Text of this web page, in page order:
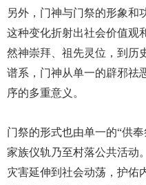
另外，门神与门祭的形象和
这种变化折射出社会价值观
然神崇拜、祖先灵位，到历
谱系，门神从单一的辟邪祛
序的多重意义。
门祭的形式也由单一的“供
家族仪轨乃至村落公共活动
灾害延伸到社会动荡，护佑